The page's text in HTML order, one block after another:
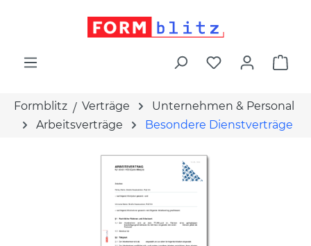
Formblitz Verträge
Unternehmen & Personal
Arbeitsverträge
Besondere Dienstverträge